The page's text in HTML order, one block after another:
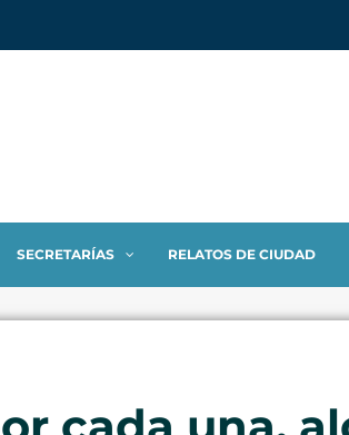
SECRETARÍAS RELATOS DE CIUDAD